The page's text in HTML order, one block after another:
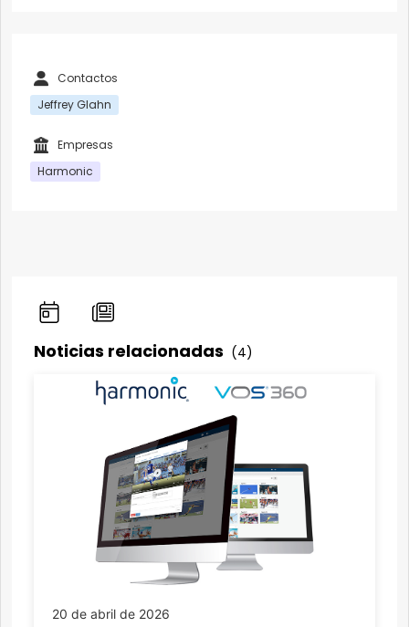
Contactos
Jeffrey Glahn
Empresas
Harmonic
Noticias relacionadas (4)
20 de abril de 2026